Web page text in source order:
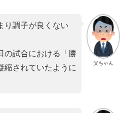
父ちゃん
り調子が良くない
の試合における「勝
縮されていたように